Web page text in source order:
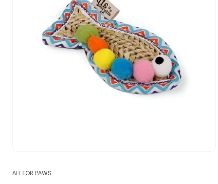
multimedia
1
ALL FOR PAWS